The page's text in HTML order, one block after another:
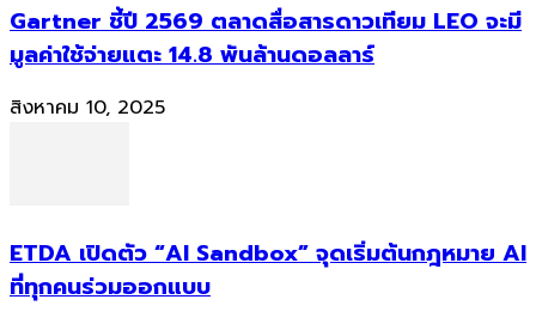
Gartner ชี้ปี 2569 ตลาดสื่อสารดาวเทียม LEO จะมี
มูลค่าใช้จ่ายแตะ 14.8 พันล้านดอลลาร์
สิงหาคม 10, 2025
ETDA เปิดตัว “AI Sandbox” จุดเริ่มต้นกฎหมาย AI
ที่ทุกคนร่วมออกแบบ